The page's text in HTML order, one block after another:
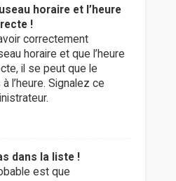
horaire et l’heure
!
correctement
horaire et que l’heure
il se peut que le
l’heure. Signalez ce
dans la liste !
est que